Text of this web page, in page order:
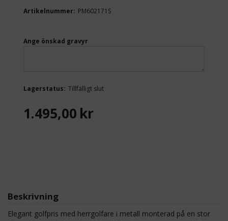
Artikelnummer: PM602171S
Ange önskad gravyr
Lagerstatus: Tillfälligt slut
1.495,00 kr
Beskrivning
Elegant golfpris med herrgolfare i metall monterad på en stor